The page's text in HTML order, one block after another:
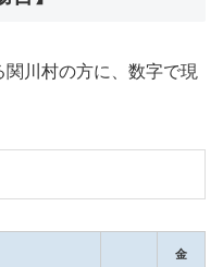
関川村の方に、数字で現
金